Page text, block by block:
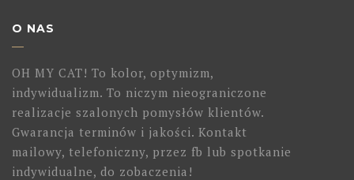
O NAS
OH MY CAT! To kolor, optymizm,
indywidualizm. To niczym nieograniczone
realizacje szalonych pomysłów klientów.
Gwarancja terminów i jakości. Kontakt
mailowy, telefoniczny, przez fb lub spotkanie
indywidualne, do zobaczenia!